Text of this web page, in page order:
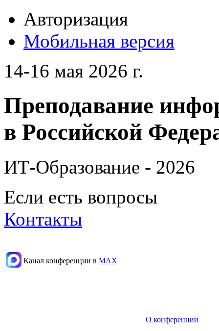
Авторизация
Мобильная версия
14-16 мая 2026 г.
Преподавание
в Российской
ИТ-Образование - 2026
Если есть вопросы
Контакты
Канал конференции в МАХ
О конференции